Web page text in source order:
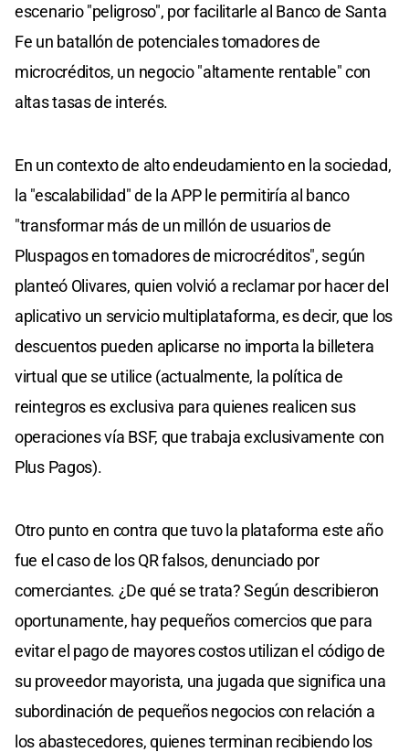
escenario "peligroso", por facilitarle al Banco de Santa
Fe un batallón de potenciales tomadores de
microcréditos, un negocio "altamente rentable" con
altas tasas de interés.
En un contexto de alto endeudamiento en la sociedad,
la "escalabilidad" de la APP le permitiría al banco
"transformar más de un millón de usuarios de
Pluspagos en tomadores de microcréditos", según
planteó Olivares, quien volvió a reclamar por hacer del
aplicativo un servicio multiplataforma, es decir, que los
descuentos pueden aplicarse no importa la billetera
virtual que se utilice (actualmente, la política de
reintegros es exclusiva para quienes realicen sus
operaciones vía BSF, que trabaja exclusivamente con
Plus Pagos).
Otro punto en contra que tuvo la plataforma este año
fue el caso de los QR falsos, denunciado por
comerciantes. ¿De qué se trata? Según describieron
oportunamente, hay pequeños comercios que para
evitar el pago de mayores costos utilizan el código de
su proveedor mayorista, una jugada que significa una
subordinación de pequeños negocios con relación a
los abastecedores, quienes terminan recibiendo los